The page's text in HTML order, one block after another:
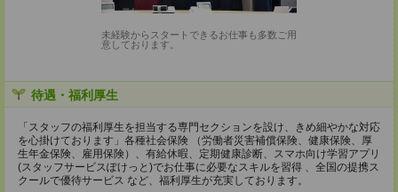
未経験からスタートできるお仕事も多数ご用
意しております。
待遇・福利厚生
「スタッフの福利厚生を担当する専門セクションを設け、きめ細やかな対応
を心掛けております」各種社会保険 （労働者災害補償保険、健康保険、厚
生年金保険、雇用保険）、有給休暇、定期健康診断、スマホ向け学習アプリ
(スタッフサービスぽけっと)でお仕事に必要なスキルを習得 、全国の提携ス
クールで優待サービス など、福利厚生が充実しております。